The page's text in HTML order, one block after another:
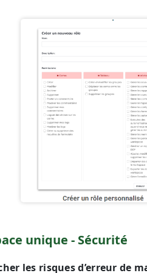
unique - Sécurité
les risques d’erreur de